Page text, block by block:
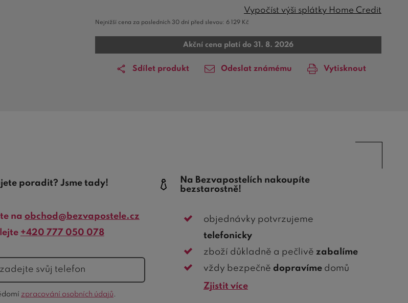
Vypočíst výši splátky Home Credit
Nejnižší cena za posledních 30 dní před slevou: 6 129 Kč
Akční cena platí do 31. 8. 2026
Sdílet produkt Odeslat známému Vytisknout
poradit? Jsme tady!
na obchod@bezvapostele.cz
+420 777 050 078
zpracování osobních údajů .
Na Bezvapostelích nakoupíte
bezstarostně!
objednávky potvrzujeme
telefonicky
zboží důkladně a pečlivě zabalíme
vždy bezpečně dopravímedomů
Zjistit více